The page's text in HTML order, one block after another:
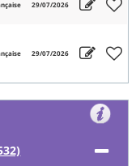
29/07/2026
29/07/2026